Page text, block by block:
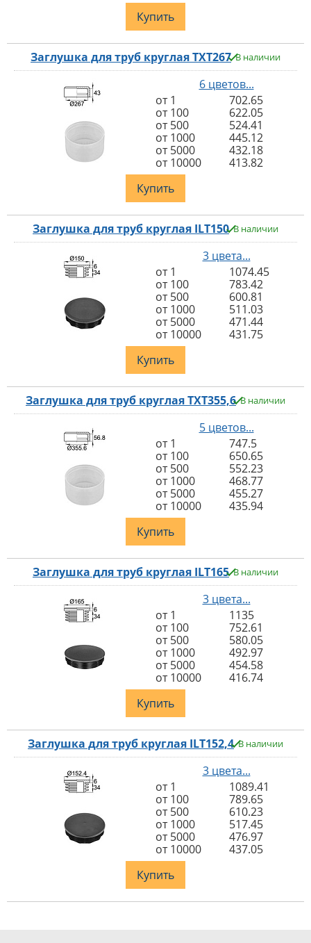
Купить
Заглушка для труб круглая TXT267 В наличии
6 цветов...
от 1
702.65
от 100
622.05
от 500
524.41
от 1000
445.12
от 5000
432.18
от 10000
413.82
Купить
Заглушка для труб круглая ILT150 В наличии
3 цвета...
от 1
1074.45
от 100
783.42
от 500
600.81
от 1000
511.03
от 5000
471.44
от 10000
431.75
Купить
Заглушка для труб круглая TXT355,6 В наличии
5 цветов...
от 1
747.5
от 100
650.65
от 500
552.23
от 1000
468.77
от 5000
455.27
от 10000
435.94
Купить
Заглушка для труб круглая ILT165 В наличии
3 цвета...
от 1
1135
от 100
752.61
от 500
580.05
от 1000
492.97
от 5000
454.58
от 10000
416.74
Купить
Заглушка для труб круглая ILT152,4 В наличии
3 цвета...
от 1
1089.41
от 100
789.65
от 500
610.23
от 1000
517.45
от 5000
476.97
от 10000
437.05
Купить